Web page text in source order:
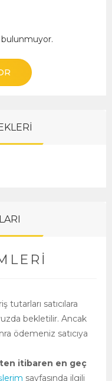
bulunmuyor.
tutarları satıcılara
bekletilir. Ancak
ödemeniz satıcıya
itibaren en geç
sayfasında ilgili